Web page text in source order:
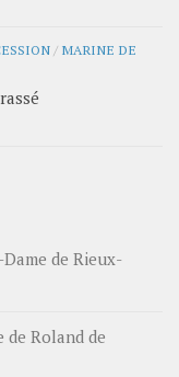
/ MARINE DE
de Rieux-
de Roland de